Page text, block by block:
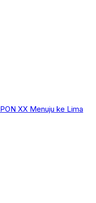
XX Menuju ke Lima